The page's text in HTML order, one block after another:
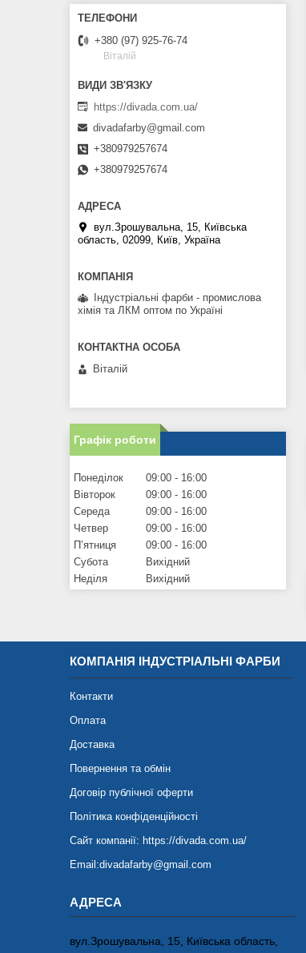
+380 (97) 925-76-74
Віталій
https://divada.com.ua/
divadafarby@gmail.com
+380979257674
+380979257674
вул.Зрошувальна, 15, Київська
область, 02099, Київ, Україна
Індустріальні фарби - промислова
хімія та ЛКМ оптом по Україні
Віталій
Графік роботи
Понеділок 09:00
16:00
Вівторок
09:00
16:00
Середа
09:00
16:00
Четвер
09:00
16:00
Пʼятниця
09:00
16:00
Субота
Вихідний
Неділя
Вихідний
КОМПАНІЯ ІНДУСТРІАЛЬНІ ФАРБИ
Контакти
Оплата
Доставка
Повернення та обмін
Договір публічної оферти
Політика конфіденційності
Сайт компанії: https://divada.com.ua/
Email:divadafarby@gmail.com
вул.Зрошувальна, 15, Київська область,